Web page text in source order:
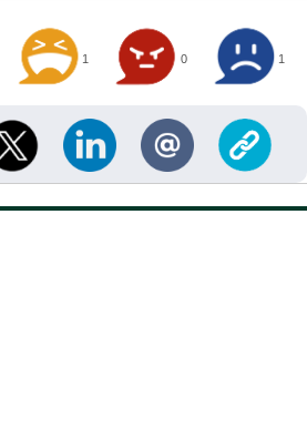
1 0 1